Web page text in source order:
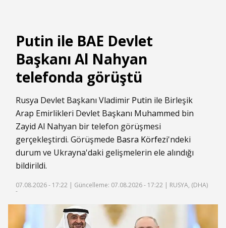
Putin ile BAE Devlet
Başkanı Al Nahyan
telefonda görüştü
Rusya Devlet Başkanı Vladimir Putin ile Birleşik
Arap Emirlikleri Devlet Başkanı Muhammed bin
Zayid Al Nahyan bir telefon görüşmesi
gerçekleştirdi. Görüşmede Basra Körfezi'ndeki
durum ve Ukrayna'daki gelişmelerin ele alındığı
bildirildi.
07.08.2026 - 17:22 | Güncelleme: 07.08.2026 - 17:22 | RUSYA, (DHA)
-